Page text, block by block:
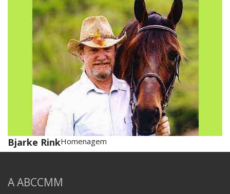
Bjarke RinkHomenagem
A ABCCMM